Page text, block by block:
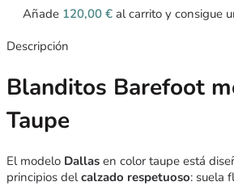
Añade 120,00 € al carrito y consigue
Descripción
Blanditos Barefoot
Taupe
El modelo Dallas en color taupe está
principios delcalzado respetuoso: suela